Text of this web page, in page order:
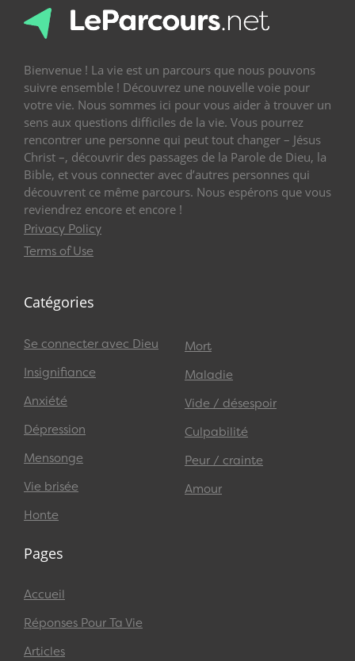
Bienvenue ! La vie est un parcours que nous pouvons
suivre ensemble ! Découvrez une nouvelle voie pour
votre vie. Nous sommes ici pour vous aider à trouver un
sens aux questions difficiles de la vie. Vous pourrez
rencontrer une personne qui peut tout changer – Jésus
Christ –, découvrir des passages de la Parole de Dieu, la
Bible, et vous connecter avec d’autres personnes qui
découvrent ce même parcours. Nous espérons que vous
reviendrez encore et encore !
Privacy Policy
Terms of Use
Catégories
Se connecter avec Dieu
Insignifiance
Anxiété
Dépression
Mensonge
Vie brisée
Honte
Mort
Maladie
Vide / désespoir
Culpabilité
Peur / crainte
Amour
Pages
Accueil
Réponses Pour Ta Vie
Articles